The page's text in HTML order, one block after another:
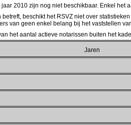
2010 zijn nog niet beschikbaar. Enkel
beschikt het RSVZ niet over
van geen enkel belang bij het vaststellen
het aantal actieve notarissen buiten het
Jaren